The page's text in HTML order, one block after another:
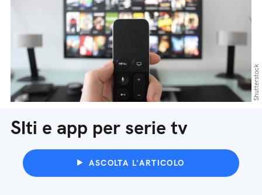
SIti e app per serie tv
ASCOLTA L'ARTICOLO
Shutterstock